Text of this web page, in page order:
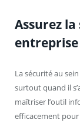
Assurez
entreprise
La sécurité au
surtout quand il
maîtriser l’outil
efficacement pour